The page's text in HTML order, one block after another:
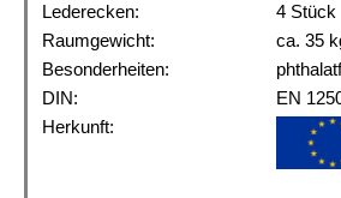
Lederecken:
4 Stück
Raumgewicht:
ca. 35
Besonderheiten:
DIN:
EN
Herkunft: